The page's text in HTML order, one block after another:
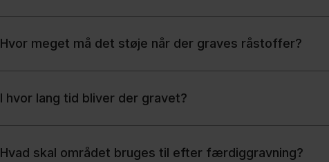
Hvor meget må det støje når der graves råstoffer?
I hvor lang tid bliver der gravet?
Hvad skal området bruges til efter færdiggravning?